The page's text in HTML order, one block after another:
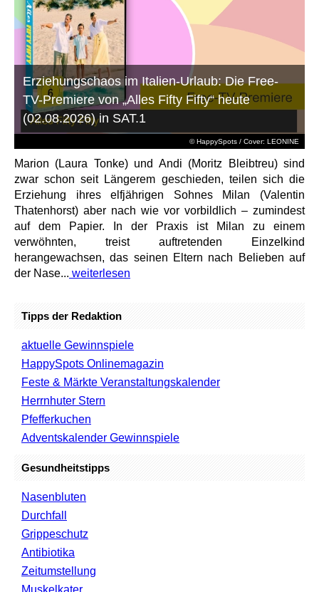
© HappySpots / Cover: LEONINE
Erziehungschaos im Italien-Urlaub: Die Free-
TV-Premiere von „Alles Fifty Fifty“ heute
(02.08.2026) in SAT.1
Marion (Laura Tonke) und Andi (Moritz Bleibtreu) sind
zwar schon seit Längerem geschieden, teilen sich die
Erziehung ihres elfjährigen Sohnes Milan (Valentin
Thatenhorst) aber nach wie vor vorbildlich – zumindest
auf dem Papier. In der Praxis ist Milan zu einem
verwöhnten, treist auftretenden Einzelkind
herangewachsen, das seinen Eltern nach Belieben auf
der Nase... weiterlesen
Tipps der Redaktion
aktuelle Gewinnspiele
HappySpots Onlinemagazin
Feste & Märkte Veranstaltungskalender
Herrnhuter Stern
Pfefferkuchen
Adventskalender Gewinnspiele
Gesundheitstipps
Nasenbluten
Durchfall
Grippeschutz
Antibiotika
Zeitumstellung
Muskelkater